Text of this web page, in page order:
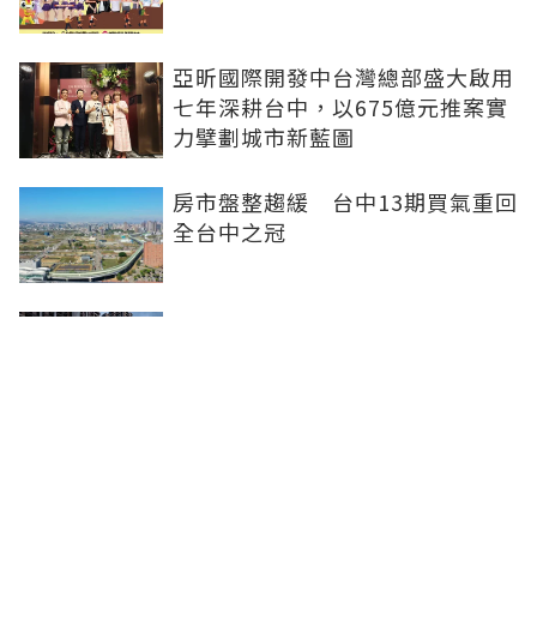
亞昕國際開發中台灣總部盛大啟用
七年深耕台中，以675億元推案實
力擘劃城市新藍圖
房市盤整趨緩 台中13期買氣重回
全台中之冠